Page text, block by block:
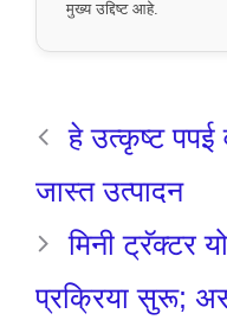
मुख्य उद्दिष्ट आहे.
हे उत्कृष्ट पपई
जास्त उत्पादन
मिनी ट्रॅक्टर
प्रक्रिया सुरू;